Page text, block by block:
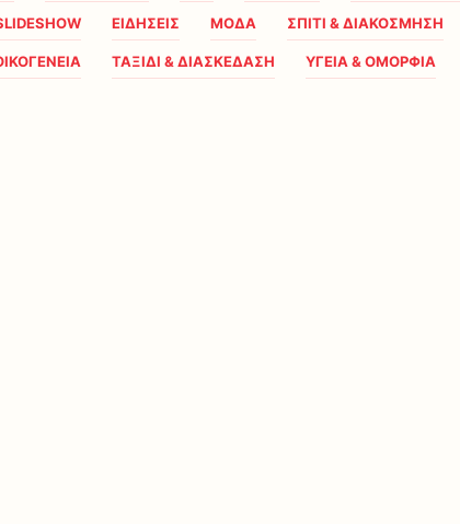
ΕΙΔΗΣΕΙΣ ΜΟΔΑ ΣΠΙΤΙ & ΔΙΑΚΟΣΜΗΣΗ
ΤΑΞΙΔΙ & ΔΙΑΣΚΕΔΑΣΗ ΥΓΕΙΑ & ΟΜΟΡΦΙΑ